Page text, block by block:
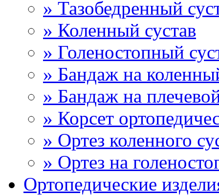
» Тазобедренный
» Коленный сустав
» Голеностопный
» Бандаж на
» Бандаж на
» Корсет
» Ортез коленного
» Ортез на
Ортопедические